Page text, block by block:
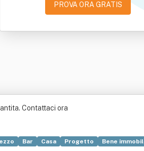
PROVA ORA GRATIS
Contattaci ora
Bar Casa Progetto
Bene